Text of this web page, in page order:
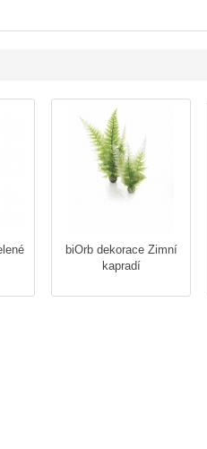
biOrb dekorace Zimní
kapradí